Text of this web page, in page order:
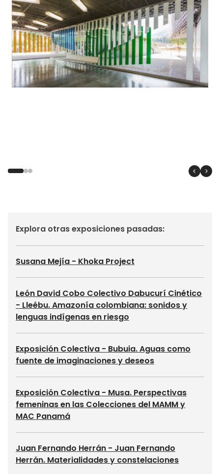
Explora otras exposiciones pasadas:
Susana Mejía - Khoka Project
León David Cobo Colectivo Dabucurí Cinético
- Lleébu. Amazonía colombiana: sonidos y
lenguas indígenas en riesgo
Exposición Colectiva - Bubuia. Aguas como
fuente de imaginaciones y deseos
Exposición Colectiva - Musa. Perspectivas
femeninas en las Colecciones del MAMM y
MAC Panamá
Juan Fernando Herrán - Juan Fernando
Herrán. Materialidades y constelaciones